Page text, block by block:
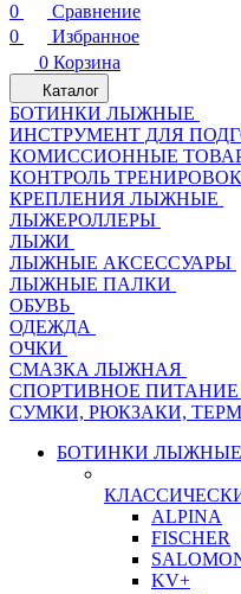
0
Сравнение
0
Избранное
0 Корзина
Каталог
БОТИНКИ ЛЫЖНЫЕ
ИНСТРУМЕНТ ДЛЯ
КОМИССИОННЫЕ
КОНТРОЛЬ
КРЕПЛЕНИЯ ЛЫЖНЫЕ
ЛЫЖЕРОЛЛЕРЫ
ЛЫЖИ
ЛЫЖНЫЕ АКСЕССУАРЫ
ЛЫЖНЫЕ ПАЛКИ
ОБУВЬ
ОДЕЖДА
ОЧКИ
СМАЗКА ЛЫЖНАЯ
СПОРТИВНОЕ ПИТАНИЕ
СУМКИ, РЮКЗАКИ,
БОТИНКИ ЛЫЖНЫЕ
ALPINA
FISCHER
KV+